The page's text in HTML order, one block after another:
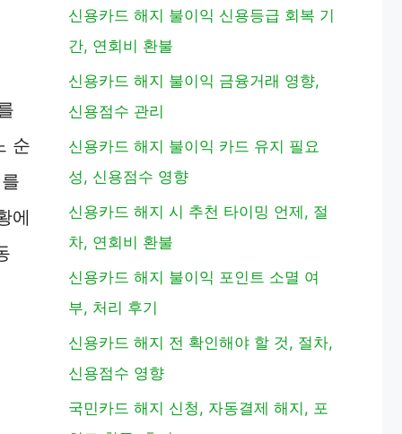
순
에
신용카드 해지 불이익 신용등급 회복 기
간, 연회비 환불
신용카드 해지 불이익 금융거래 영향,
신용점수 관리
신용카드 해지 불이익 카드 유지 필요
성, 신용점수 영향
신용카드 해지 시 추천 타이밍 언제, 절
차, 연회비 환불
신용카드 해지 불이익 포인트 소멸 여
부, 처리 후기
신용카드 해지 전 확인해야 할 것, 절차,
신용점수 영향
국민카드 해지 신청, 자동결제 해지, 포